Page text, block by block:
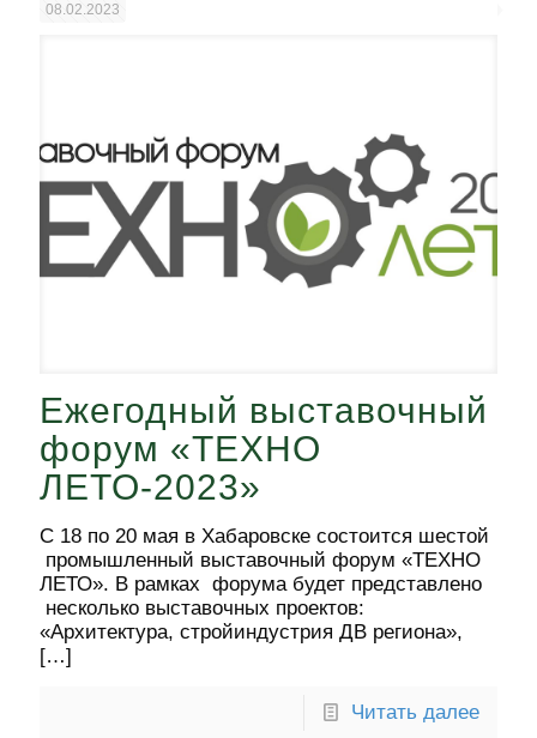
08.02.2023
Ежегодный выставочный
форум «ТЕХНО
ЛЕТО-2023»
С 18 по 20 мая в Хабаровске состоится шестой
промышленный выставочный форум «ТЕХНО
ЛЕТО». В рамках форума будет представлено
несколько выставочных проектов:
«Архитектура, стройиндустрия ДВ региона»,
[…]
Читать далее